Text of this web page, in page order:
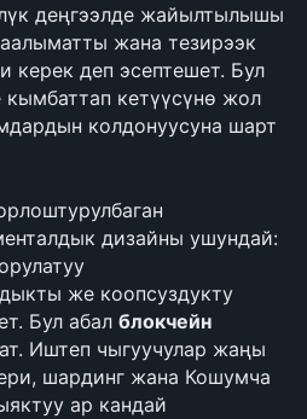
деңгээлде жайылтылышы
жана тезирээк
деп эсептешет. Бул
кетүүсүнө жол
колдонуусуна шарт
дизайны ушундай:
же коопсуздукту
Бул абал блокчейн
Иштеп чыгуучулар жаңы
шардинг жана Кошумча
ар кандай